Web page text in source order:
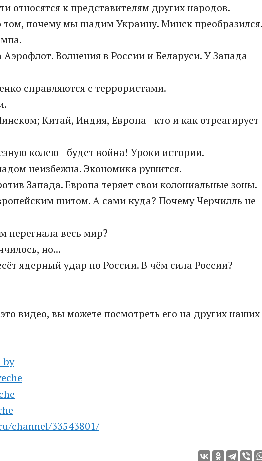
относятся к представителям других народов.
том, почему мы щадим Украину. Минск преобразился.
Аэрофлот. Волнения в России и Беларуси. У Запада
справляются с террористами.
Китай, Индия, Европа - кто и как отреагирует
колею - будет война! Уроки истории.
неизбежна. Экономика рушится.
Запада. Европа теряет свои колониальные зоны.
щитом. А сами куда? Почему Черчилль не
перегнала весь мир?
но...
ядерный удар по России. В чём сила России?
видео, вы можете посмотреть его на других наших
channel/33543801/